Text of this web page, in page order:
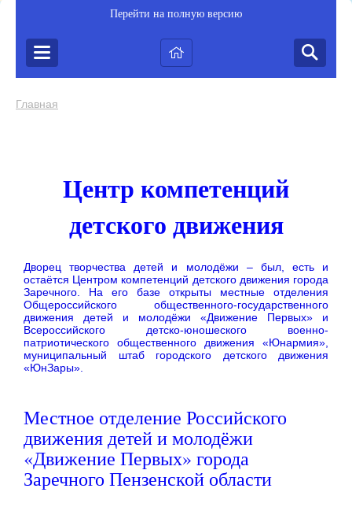
Перейти на полную версию
Главная
Центр компетенций
детского движения
Дворец творчества детей и молодёжи – был, есть и
остаётся Центром компетенций детского движения города
Заречного. На его базе открыты местные отделения
Общероссийского общественного-государственного
движения детей и молодёжи «Движение Первых» и
Всероссийского детско-юношеского военно-
патриотического общественного движения «Юнармия»,
муниципальный штаб городского детского движения
«ЮнЗары».
Местное отделение Российского
движения детей и молодёжи
«Движение Первых» города
Заречного Пензенской области